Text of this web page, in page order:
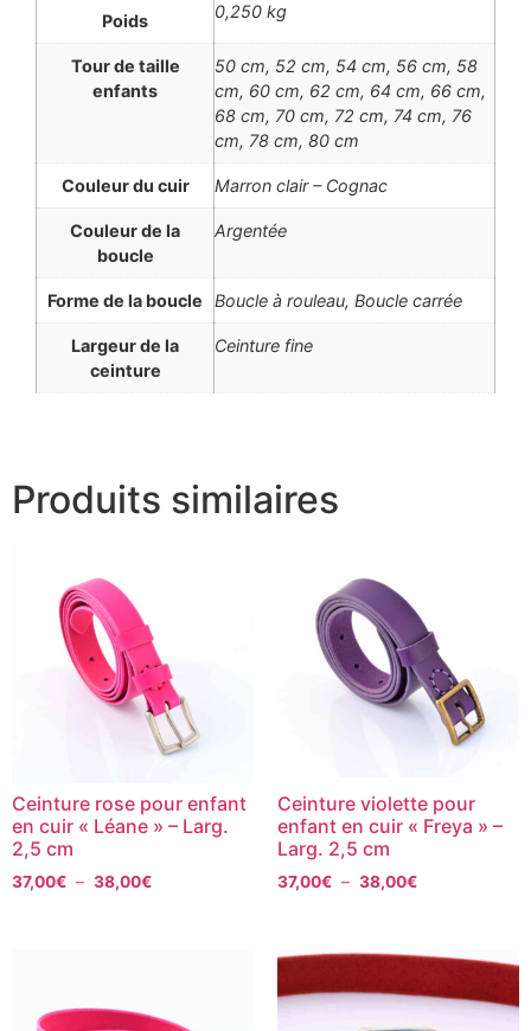
Poids 0,250 kg
Tour de taille
enfants
50 cm, 52 cm, 54 cm, 56 cm, 58
cm, 60 cm, 62 cm, 64 cm, 66 cm,
68 cm, 70 cm, 72 cm, 74 cm, 76
cm, 78 cm, 80 cm
Couleur du cuir Marron clair – Cognac
Couleur de la
boucle
Argentée
Forme de la boucle Boucle à rouleau, Boucle carrée
Largeur de la
ceinture
Ceinture fine
Produits similaires
Ceinture rose pour enfant
en cuir « Léane » – Larg.
2,5 cm
37,00€ – 38,00€
Ceinture violette pour
enfant en cuir « Freya » –
Larg. 2,5 cm
37,00€ – 38,00€